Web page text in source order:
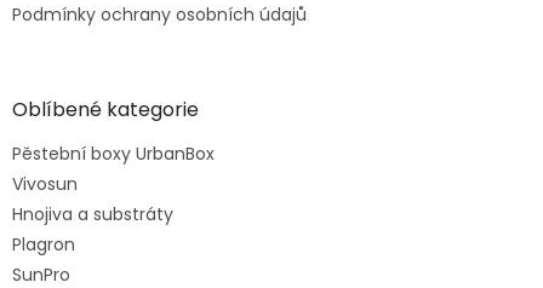
Podmínky ochrany osobních údajů
Oblíbené kategorie
Pěstební boxy UrbanBox
Vivosun
Hnojiva a substráty
Plagron
SunPro